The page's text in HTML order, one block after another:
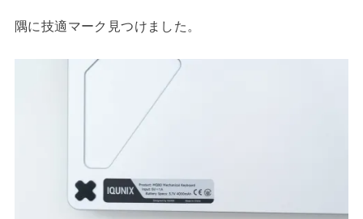
隅に技適マーク見つけました。